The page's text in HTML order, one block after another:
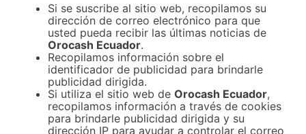
Si se suscribe al sitio web, recopilamos su
dirección de correo electrónico para que
usted pueda recibir las últimas noticias de
Orocash Ecuador.
Recopilamos información sobre el
identificador de publicidad para brindarle
publicidad dirigida.
Si utiliza el sitio web de Orocash Ecuador,
recopilamos información a través de cookies
para brindarle publicidad dirigida y su
dirección IP para ayudar a controlar el correo